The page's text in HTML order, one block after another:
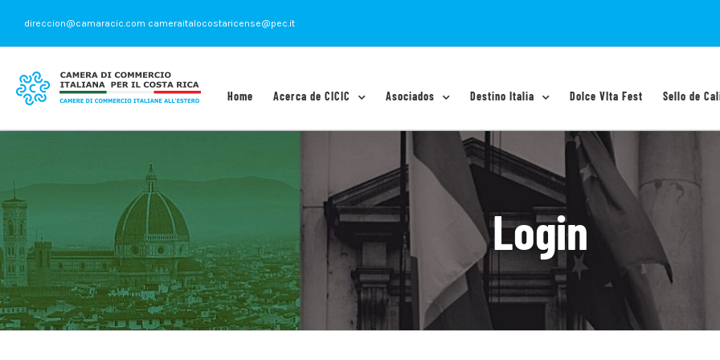
contenido
direccion@camaracic.com cameraitalocostaricense@pec.it
Home Acerca de CICIC Asociados Destino Italia Dolce VIta Fest Sello de
Login